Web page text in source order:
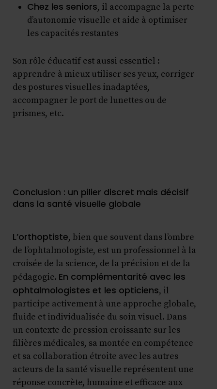
Chez les seniors, il accompagne la perte
d’autonomie visuelle et aide à optimiser
les capacités restantes
Son rôle éducatif est aussi essentiel :
apprendre à mieux utiliser ses yeux, corriger
des postures visuelles inadaptées,
accompagner le port de lunettes ou de
prismes, etc.
Conclusion : un pilier discret mais décisif
dans la santé visuelle globale
L’orthoptiste, bien que souvent dans l’ombre
de l’ophtalmologiste, est un professionnel à la
croisée de la science, de la précision et de la
pédagogie. En complémentarité avec les
ophtalmologistes et les opticiens, il
participe activement à une approche globale,
fluide et individualisée du soin visuel. Dans
un contexte de pression croissante sur les
filières médicales, sa montée en compétence
et sa collaboration étroite avec les autres
acteurs de la santé visuelle représentent une
réponse concrète, humaine et efficace aux